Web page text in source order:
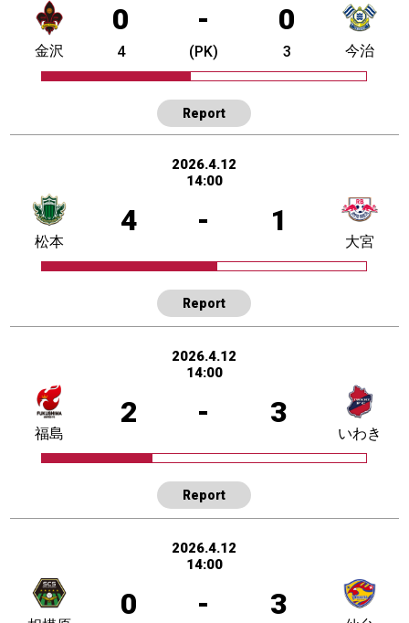
0 - 0
金沢 4 (PK) 3 今治
Report
2026.4.12
14:00
4 - 1
松本 大宮
Report
2026.4.12
14:00
2 - 3
福島 いわき
Report
2026.4.12
14:00
0 - 3